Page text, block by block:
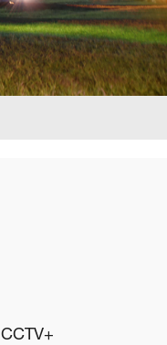
CCTV+